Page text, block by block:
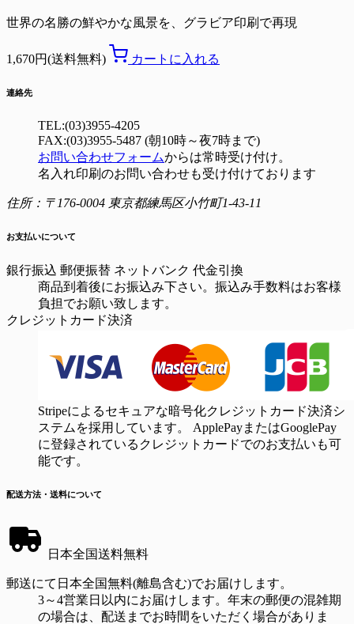
世界の名勝の鮮やかな風景を、グラビア印刷で再現
1,670円(送料無料) カートに入れる
連絡先
TEL:(03)3955-4205
FAX:(03)3955-5487 (朝10時～夜7時まで)
お問い合わせフォームからは常時受け付け。
名入れ印刷のお問い合わせも受け付けております
住所：〒176-0004 東京都練馬区小竹町1-43-11
お支払いについて
銀行振込 郵便振替 ネットバンク 代金引換
商品到着後にお振込み下さい。振込み手数料はお客様
負担でお願い致します。
クレジットカード決済
Stripeによるセキュアな暗号化クレジットカード決済シ
ステムを採用しています。 ApplePayまたはGooglePay
に登録されているクレジットカードでのお支払いも可
能です。
配送方法・送料について
日本全国送料無料
郵送にて日本全国無料(離島含む)でお届けします。
3～4営業日以内にお届けします。年末の郵便の混雑期
の場合は、配送までお時間をいただく場合がありま